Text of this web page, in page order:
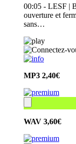
00:05 - LESF |
ouverture et
sans…
MP3 2,40€
WAV 3,60€